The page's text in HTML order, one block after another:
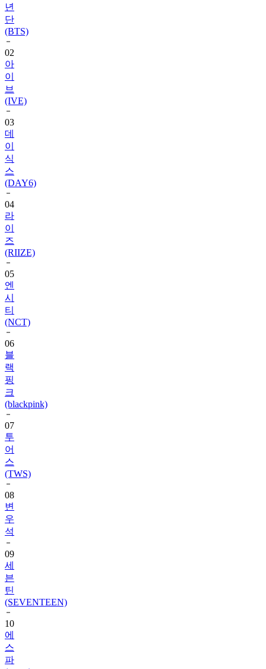
년
단
(BTS)
02
아
이
브
(IVE)
03
데
이
식
스
(DAY6)
04
라
이
즈
(RIIZE)
05
엔
시
티
(NCT)
06
블
랙
핑
크
(blackpink)
07
투
어
스
(TWS)
08
변
우
석
09
세
븐
틴
(SEVENTEEN)
10
에
스
파